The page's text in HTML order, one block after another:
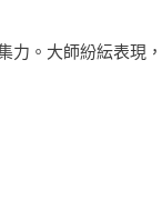
力。大師紛紜表現